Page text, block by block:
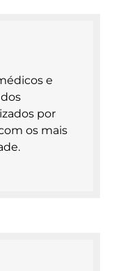
e
por
os mais